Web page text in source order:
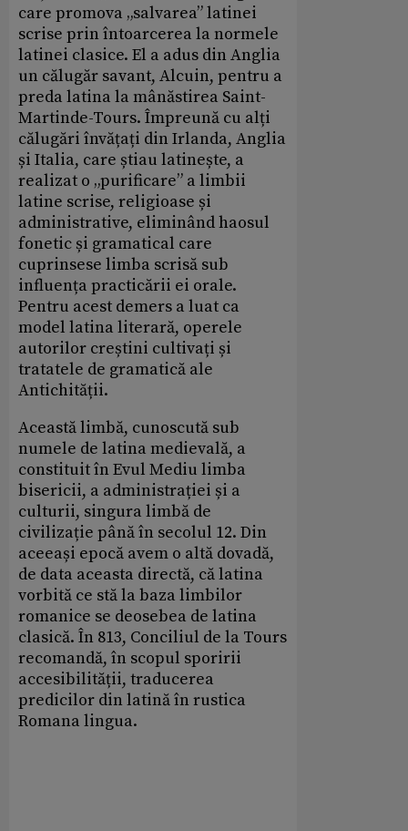
care promova „salvarea” latinei
scrise prin întoarcerea la normele
latinei clasice. El a adus din Anglia
un călugăr savant, Alcuin, pentru a
preda latina la mânăstirea Saint-
Martinde-Tours. Împreună cu alți
călugări învățați din Irlanda, Anglia
și Italia, care știau latinește, a
realizat o „purificare” a limbii
latine scrise, religioase și
administrative, eliminând haosul
fonetic și gramatical care
cuprinsese limba scrisă sub
influența practicării ei orale.
Pentru acest demers a luat ca
model latina literară, operele
autorilor creștini cultivați și
tratatele de gramatică ale
Antichității.
Această limbă, cunoscută sub
numele de latina medievală, a
constituit în Evul Mediu limba
bisericii, a administrației și a
culturii, singura limbă de
civilizație până în secolul 12. Din
aceeași epocă avem o altă dovadă,
de data aceasta directă, că latina
vorbită ce stă la baza limbilor
romanice se deosebea de latina
clasică. În 813, Conciliul de la Tours
recomandă, în scopul sporirii
accesibilității, traducerea
predicilor din latină în rustica
Romana lingua.